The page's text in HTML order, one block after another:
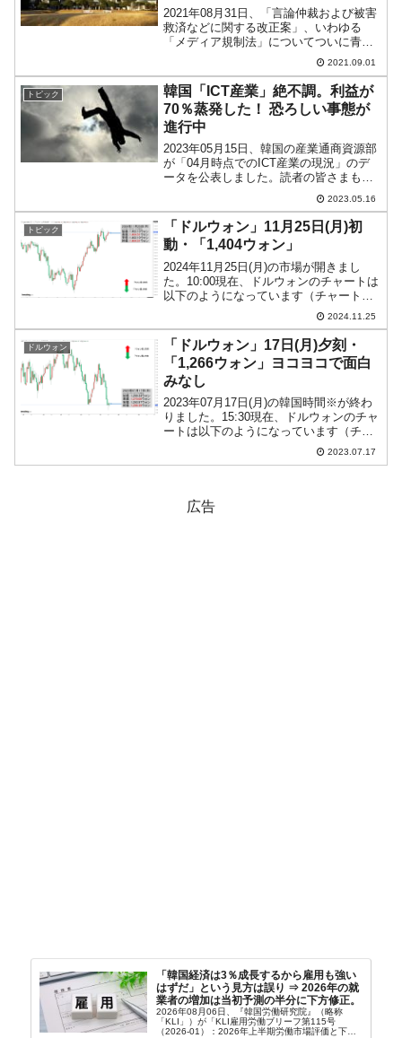
2021年08月31日、「言論仲裁および被害
救済などに関する改正案」、いわゆる
「メディア規制法」についてついに青瓦
台・大統領府が沈黙を破って、文在寅大
統領の言葉を伝えました。これは、同日
政府与党『共に民主党』と最大野党『国
民の力』が合意書を...
2021.09.01
トピック
韓国「ICT産業」絶不調。利益が
70％蒸発した！ 恐ろしい事態が
進行中
2023年05月15日、韓国の産業通商資源部
が「04月時点でのICT産業の現況」のデ
ータを公表しました。読者の皆さまもご
存じのとおり、韓国にとってICT産業は利
益を生む金の卵です。半導体をはじめ、
ディスプレー、スマートフォンなど、こ
れまで韓...
2023.05.16
トピック
「ドルウォン」11月25日(月)初
動・「1,404ウォン」
2024年11月25日(月)の市場が開きまし
た。10:00現在、ドルウォンのチャートは
以下のようになっています（チャートは
『Investing.com』より引用）。現在のと
ころ「1ドル＝1,404ウォン」近辺の攻防
となっています。ローソク足...
2024.11.25
ドルウォン
「ドルウォン」17日(月)夕刻・
「1,266ウォン」ヨコヨコで面白
みなし
2023年07月17日(月)の韓国時間※が終わ
りました。15:30現在、ドルウォンのチャ
ートは以下のようになっています（チャ
ートは『Investing.com』より引用）。陰
線です。現在のところ「1ドル＝1,266ウ
2023.07.17
広告
「韓国経済は3％成長するから雇用も強い
はずだ」という見方は誤り ⇒ 2026年の就
業者の増加は当初予測の半分に下方修正。
2026年08月06日、『韓国労働研究院』（略称
「KLI」）が「KLI雇用労働ブリーフ第115号
（2026-01）：2026年上半期労働市場評価と下半